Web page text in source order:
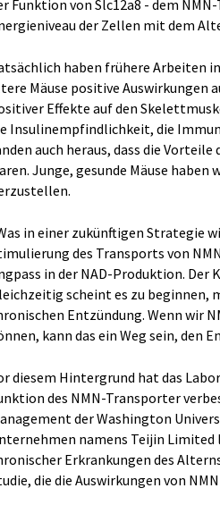
Funktion von Slc12a8 - dem
der Zellen mit dem
haben frühere Arbeiten
Mäuse positive Auswirkungen
Effekte auf den
Insulinempfindlichkeit, die
auch heraus, dass die
Junge, gesunde Mäuse
in einer zukünftigen Strategie
des Transports von
in der NAD-Produktion.
scheint es zu beginnen,
Entzündung. Wenn wir
kann das ein Weg sein, den
diesem Hintergrund hat das
des NMN-Transporter
der Washington
namens Teijin Limited
Erkrankungen des
die die Auswirkungen von